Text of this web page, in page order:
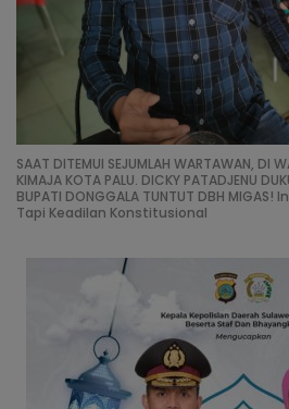
SAAT DITEMUI SEJUMLAH WARTAWAN, DI
KIMAJA KOTA PALU. DICKY PATADJENU
BUPATI DONGGALA TUNTUT DBH
Tapi Keadilan Konstitusional